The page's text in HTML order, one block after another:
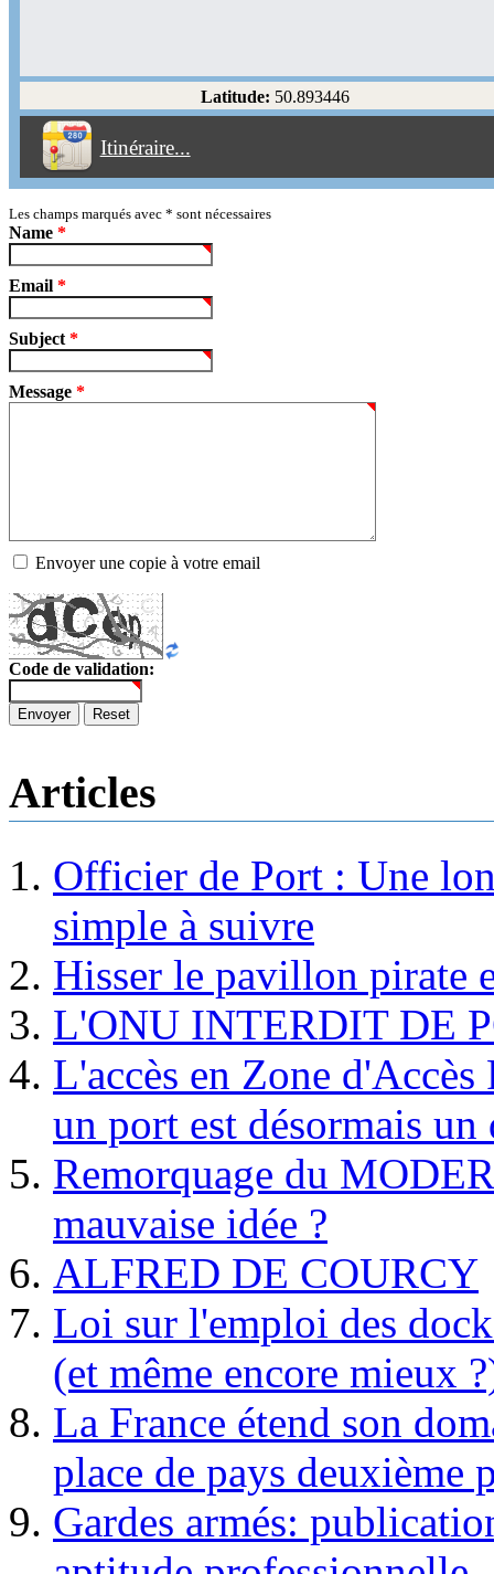
Latitude: 50.893446
Itinéraire...
Éviter les autoroutes
Éviter les péages
Partir! Reset
Les champs marqués avec * sont nécessaires
Name *
Email *
Subject *
Message *
Envoyer une copie à votre email
Code de validation:
Envoyer Reset
Articles
Officier de Port : Une
simple à suivre
Hisser le pavillon pirate
L'ONU INTERDIT DE
L'accès en Zone
un port est désormais un
Remorquage du
mauvaise idée ?
ALFRED DE COURCY
Loi sur l'emploi des
(et même encore mieux
La France étend son
place de pays deuxième
Gardes armés: